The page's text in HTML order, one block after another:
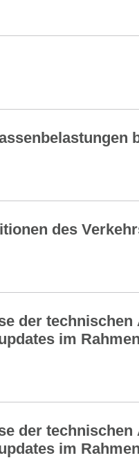
des
der technischen
im
der technischen
im